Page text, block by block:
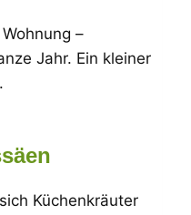
Küchenkräuter